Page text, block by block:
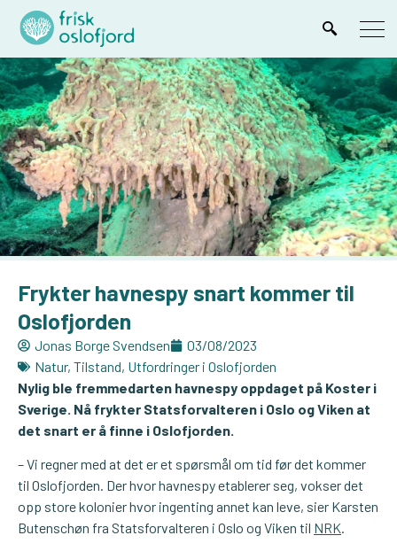
Frykter havnespy snart kommer til
Oslofjorden
Jonas Borge Svendsen
03/08/2023
Natur, Tilstand, Utfordringer i Oslofjorden
Nylig ble fremmedarten havnespy oppdaget på Koster i
Sverige. Nå frykter Statsforvalteren i Oslo og Viken at
det snart er å finne i Oslofjorden.
– Vi regner med at det er et spørsmål om tid før det kommer
til Oslofjorden. Der hvor havnespy etablerer seg, vokser det
opp store kolonier hvor ingenting annet kan leve, sier Karsten
Butenschøn fra Statsforvalteren i Oslo og Viken til NRK.